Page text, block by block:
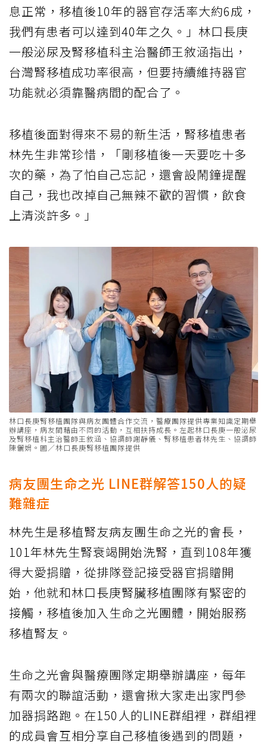
息正常，移植後10年的器官存活率大約6成，
我們有患者可以達到40年之久。」林口長庚
一般泌尿及腎移植科主治醫師王敘涵指出，
台灣腎移植成功率很高，但要持續維持器官
功能就必須靠醫病間的配合了。
移植後面對得來不易的新生活，腎移植患者
林先生非常珍惜，「剛移植後一天要吃十多
次的藥，為了怕自己忘記，還會設鬧鐘提醒
自己，我也改掉自己無辣不歡的習慣，飲食
上清淡許多。」
林口長庚腎移植團隊與病友團體合作交流，醫療團隊提供專業知識定期舉
辦講座，病友間藉由不同的活動，互相扶持成長。左起林口長庚一般泌尿
及腎移植科主治醫師王敘涵、協調師謝靜儀、腎移植患者林先生、協調師
陳儷娟。圖／林口長庚腎移植團隊提供
病友團生命之光 LINE群解答150人的疑
難雜症
林先生是移植腎友病友團生命之光的會長，
101年林先生腎衰竭開始洗腎，直到108年獲
得大愛捐贈，從排隊登記接受器官捐贈開
始，他就和林口長庚腎臟移植團隊有緊密的
接觸，移植後加入生命之光團體，開始服務
移植腎友。
生命之光會與醫療團隊定期舉辦講座，每年
有兩次的聯誼活動，還會揪大家走出家門參
加器捐路跑。在150人的LINE群組裡，群組裡
的成員會互相分享自己移植後遇到的問題，